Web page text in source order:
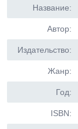
Название:
Автор:
Издательство:
Жанр:
Год:
ISBN: